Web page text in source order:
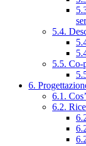
5.4.
5.5. Co-
6.
6.1.
6.2.